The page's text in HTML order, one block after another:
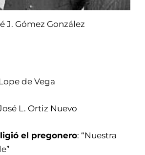
J. Gómez González
de Vega
L. Ortiz Nuevo
el pregonero: “Nuestra